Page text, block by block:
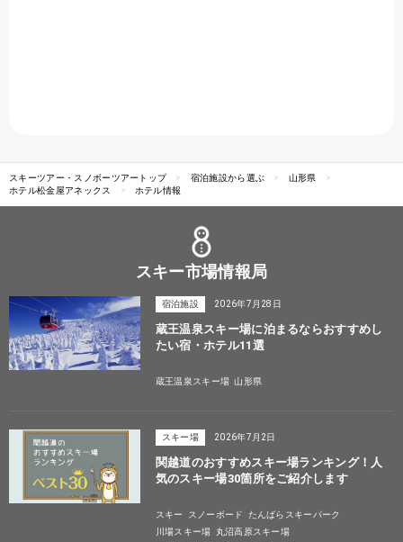
スキーツアー・スノボーツアートップ 宿泊施設から選ぶ
山形県
ホテル松金屋アネックス
ホテル情報
スキー市場情報局
宿泊施設 2026年7月28日
蔵王温泉スキー場に泊まるならおすすめし
たい宿・ホテル11選
蔵王温泉スキー場 山形県
スキー場 2026年7月2日
関越道のおすすめスキー場ランキング！人
気のスキー場30箇所をご紹介します
スキー スノーボード
たんばらスキーパーク
川場スキー場
丸沼高原スキー場